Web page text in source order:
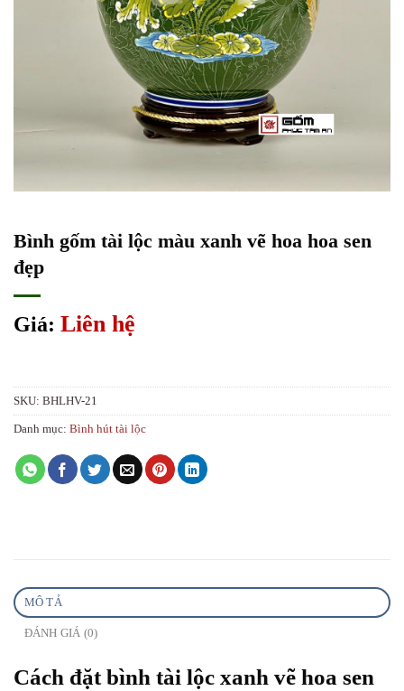
Bình gốm tài lộc màu xanh vẽ hoa hoa sen
đẹp
Giá: Liên hệ
SKU: BHLHV-21
Danh mục: Bình hút tài lộc
MÔ TẢ
ĐÁNH GIÁ (0)
Cách đặt bình tài lộc xanh vẽ hoa sen